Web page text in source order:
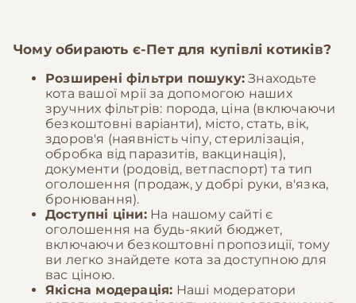
Чому обирають є-Петдля купівлі котиків?
Розширені фільтри пошуку: Знаходьте
кота вашої мрії за допомогою наших
зручних фільтрів: порода, ціна (включаючи
безкоштовні варіанти), місто, стать, вік,
здоров'я (наявність чіпу, стерилізація,
обробка від паразитів, вакцинація),
документи (родовід, ветпаспорт) та тип
оголошення (продаж, у добрі руки, в'язка,
бронювання).
Доступні ціни:На нашому сайті є
оголошення на будь-який бюджет,
включаючи безкоштовні пропозиції, тому
ви легко знайдете кота за доступною для
вас ціною.
Якісна модерація: Наші модератори